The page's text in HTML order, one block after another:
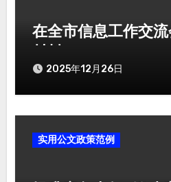
在全市信息工作交
2025年12月26日
实用公文政策范例